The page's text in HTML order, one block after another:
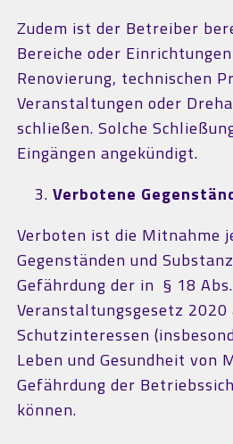
Zudem ist der Betreiber
Bereiche oder
Renovierung, technischen
Veranstaltungen oder
schließen. Solche
Eingängen angekündigt.
Verbotene
Verboten ist die Mitnahme
Gegenständen und
Gefährdung der in § 18
Veranstaltungsgesetz
Schutzinteressen
Leben und Gesundheit von
Gefährdung der
können.